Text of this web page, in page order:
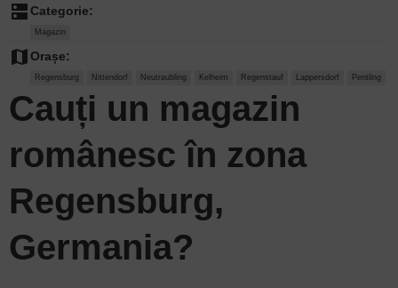
dnsCategorie:
Magazin
map Orașe:
Regensburg Nittendorf Neutraubling Kelheim Regenstauf Lappersdorf Pentling
Cauți un magazin
românesc în zona
Regensburg,
Germania?